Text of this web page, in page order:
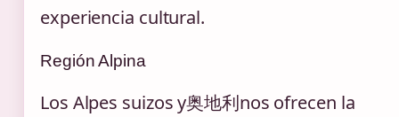
experiencia cultural.
Región Alpina
Los Alpes suizos y奥地利nos ofrecen la